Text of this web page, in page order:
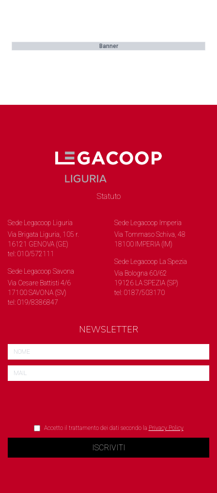
Banner
Statuto
Sede Legacoop Liguria
Via Brigata Liguria, 105 r.
16121 GENOVA (GE)
tel: 010/572111
Sede Legacoop Savona
Via Cesare Battisti 4/6
17100 SAVONA (SV)
tel: 019/8386847
Sede Legacoop Imperia
Via Tommaso Schiva, 48
18100 IMPERIA (IM)
Sede Legacoop La Spezia
Via Bologna 60/62
19126 LA SPEZIA (SP)
tel: 0187/503170
NEWSLETTER
Accetto il trattamento dei dati secondo la Privacy Policy
ISCRIVITI